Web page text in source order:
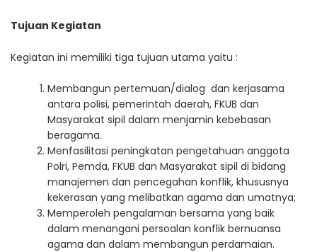
Tujuan Kegiatan
Kegiatan ini memiliki tiga tujuan utama yaitu :
Membangun pertemuan/dialog dan kerjasama
antara polisi, pemerintah daerah, FKUB dan
Masyarakat sipil dalam menjamin kebebasan
beragama.
Menfasilitasi peningkatan pengetahuan anggota
Polri, Pemda, FKUB dan Masyarakat sipil di bidang
manajemen dan pencegahan konflik, khususnya
kekerasan yang melibatkan agama dan umatnya;
Memperoleh pengalaman bersama yang baik
dalam menangani persoalan konflik bernuansa
agama dan dalam membangun perdamaian.